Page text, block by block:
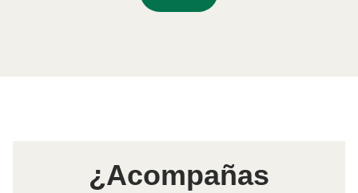
¿Acompañas